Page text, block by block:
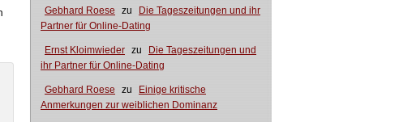
Gebhard Roese zu
Die Tageszeitungen und ihr
Partner für Online-Dating
Ernst Kloimwieder zu
Die Tageszeitungen und
ihr Partner für Online-Dating
Gebhard Roese zu
Einige kritische
Anmerkungen zur weiblichen Dominanz